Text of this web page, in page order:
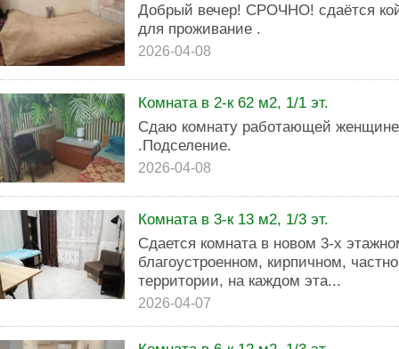
Добрый вечер! СРОЧНО! сдаётся
для проживание .
2026-04-08
Комната в 2-к 62 м2, 1/1 эт.
Сдаю комнату работающей
.Подселение.
2026-04-08
Комната в 3-к 13 м2, 1/3 эт.
Сдается комната в новом 3-х
благоустроенном, кирпичном,
территории, на каждом эта...
2026-04-07